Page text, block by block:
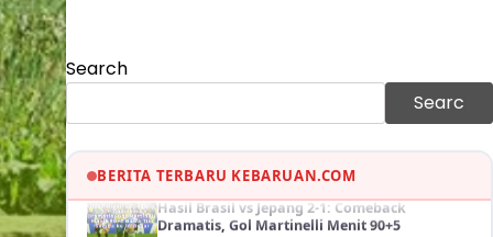
Search
Searc
BERITA TERBARU KEBARUAN.COM
Dramatis, Gol Martinelli Menit 90+5